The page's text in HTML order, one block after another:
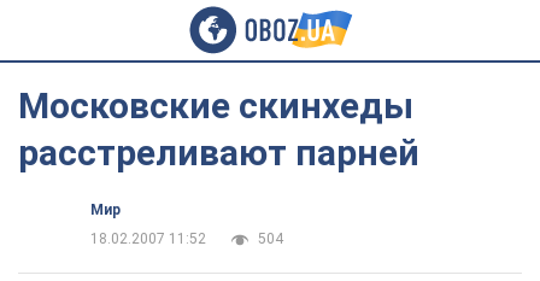
Московские скинхеды
расстреливают парней
Мир
18.02.2007 11:52
504